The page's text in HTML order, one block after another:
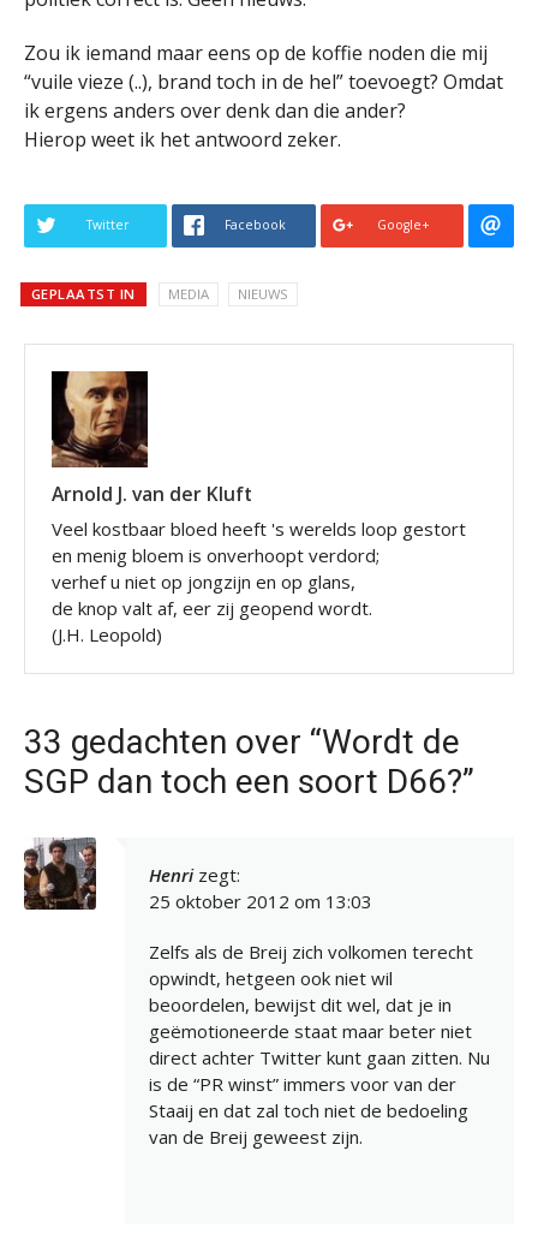
Zou ik iemand maar eens op de koffie noden die mij
“vuile vieze (..), brand toch in de hel” toevoegt? Omdat
ik ergens anders over denk dan die ander?
Hierop weet ik het antwoord zeker.
Twitter Facebook Google+
GEPLAATST IN MEDIA NIEUWS
Arnold J. van der Kluft
Veel kostbaar bloed heeft 's werelds loop gestort
en menig bloem is onverhoopt verdord;
verhef u niet op jongzijn en op glans,
de knop valt af, eer zij geopend wordt.
(J.H. Leopold)
33 gedachten over “Wordt de
SGP dan toch een soort D66?”
Henri zegt:
25 oktober 2012 om 13:03
Zelfs als de Breij zich volkomen terecht
opwindt, hetgeen ook niet wil
beoordelen, bewijst dit wel, dat je in
geëmotioneerde staat maar beter niet
direct achter Twitter kunt gaan zitten. Nu
is de “PR winst” immers voor van der
Staaij en dat zal toch niet de bedoeling
van de Breij geweest zijn.